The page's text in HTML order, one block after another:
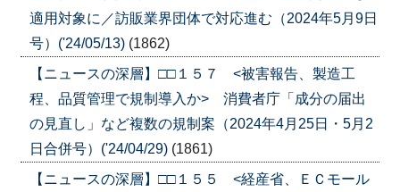
適用対象に／訪販業界団体で対応進む（2024年5月9日
号）('24/05/13) (1862)
【ニュースの深層】□□１５７ <被害報告、製造工
程、品質管理で規制導入か> 消費者庁「成分の届出
の見直し」など複数の規制案（2024年4月25日・5月2
日合併号）('24/04/29) (1861)
【ニュースの深層】□□１５５ <経産省、ＥＣモール